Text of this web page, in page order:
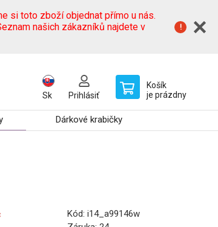
si toto zboží objednat přímo u nás.
našich zákazníků najdete v
Sk Prihlásiť
Košík
je prázdny
Dárkové krabičky
Kód: i14_a99146w